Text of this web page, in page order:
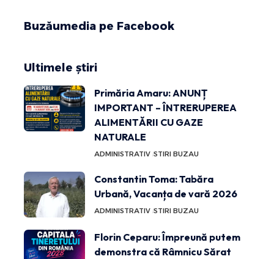
Buzăumedia pe Facebook
Ultimele știri
Primăria Amaru: ANUNȚ
IMPORTANT – ÎNTRERUPEREA
ALIMENTĂRII CU GAZE
NATURALE
ADMINISTRATIV STIRI BUZAU
Constantin Toma: Tabăra
Urbană, Vacanța de vară 2026
ADMINISTRATIV STIRI BUZAU
Florin Ceparu: Împreună putem
demonstra că Râmnicu Sărat